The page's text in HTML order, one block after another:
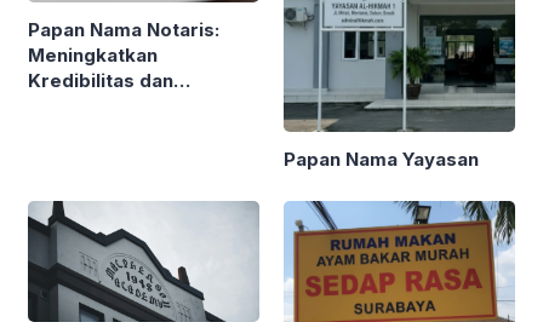
Papan Nama Notaris:
Meningkatkan
Kredibilitas dan
Papan Nama Yayasan